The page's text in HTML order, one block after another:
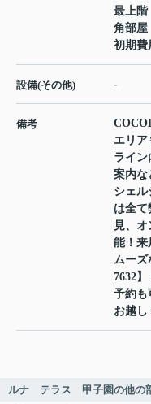
最上階
角部屋
初期費
設備(その他) -
備考
エリア
ライン
案内な
シェル
は全て
見、
能！来
ムーズ
7632
予約も
お越し
ルナ テラス 甲子園の他の